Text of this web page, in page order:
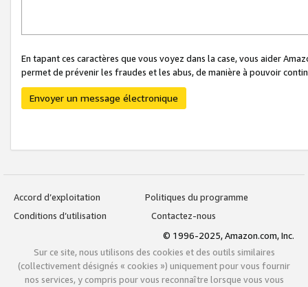
En tapant ces caractères que vous voyez dans la case, vous aider
permet de prévenir les fraudes et les abus, de manière à pouvoir
Envoyer un message électronique
Accord d’exploitation
Politiques du programme
Conditions d’utilisation
Contactez-nous
© 1996-2025, Amazon.com, Inc.
Sur ce site, nous utilisons des cookies et des outils similaires
(collectivement désignés « cookies ») uniquement pour vous fournir
nos services, y compris pour vous reconnaître lorsque vous vous